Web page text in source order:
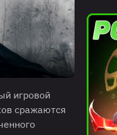
игровой
сражаются